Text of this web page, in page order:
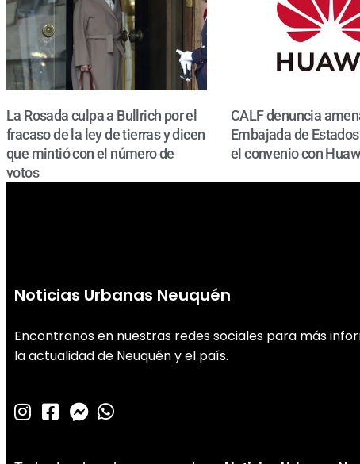
La Rosada culpa a Bullrich por el
fracaso de la ley de tierras y dicen
que mintió con el número de
votos
CALF denuncia
Embajada de
el convenio con
Noticias Urbanas Neuquén
Encontranos en nuestras redes sociales para más
la actualidad de Neuquén y el país.